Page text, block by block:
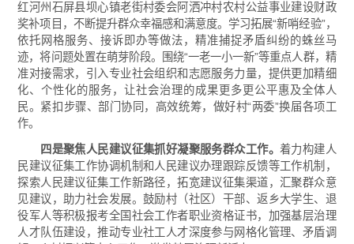
红河州石屏县坝心镇老街村委会阿洒冲村农村公益事业建设财政
奖补项目，不断提升群众幸福感和满意度。学习拓展“新哨经验”，
依托网格服务、接诉即办等做法，精准捕捉矛盾纠纷的蛛丝马
迹，将问题处置在萌芽阶段。围绕“一老一小一新”等重点人群，精
准对接需求，引入专业社会组织和志愿服务力量，提供更加精细
化、个性化的服务，让社会治理的成果更多更公平惠及全体人
民。紧扣步骤、部门协同，高效统筹，做好村“两委”换届各项工
作。
四是聚焦人民建议征集抓好凝聚服务群众工作。 着力构建人
民建议征集工作协调机制和人民建议办理跟踪反馈等工作机制，
探索人民建议征集工作新路径，拓宽建议征集渠道，汇聚群众意
见建议，助力社会发展。鼓励村（社区）干部、返乡大学生、退
役军人等积极报考全国社会工作者职业资格证书，加强基层治理
人才队伍建设，推动专业社工人才深度参与网格化管理、矛盾调